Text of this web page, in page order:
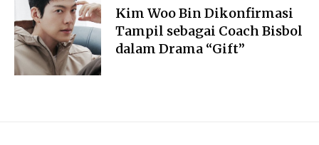
Kim Woo Bin Dikonfirmasi
Tampil sebagai Coach Bisbol
dalam Drama “Gift”